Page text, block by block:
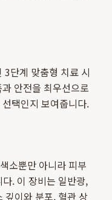
단계 맞춤형 치료 시
안전을 최우선으로
택인지 보여줍니다.
소뿐만 아니라 피부
. 이 장비는 일반광,
깊이와 분포, 혈관 상